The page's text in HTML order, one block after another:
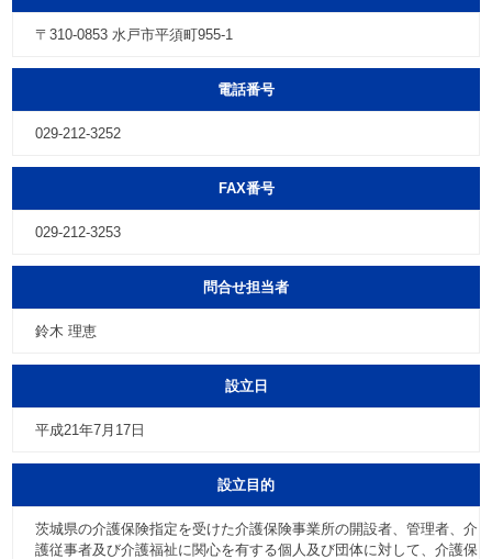
〒310-0853 水戸市平須町955-1
電話番号
029-212-3252
FAX番号
029-212-3253
問合せ担当者
鈴木 理恵
設立日
平成21年7月17日
設立目的
茨城県の介護保険指定を受けた介護保険事業所の開設者、管理者、介
護従事者及び介護福祉に関心を有する個人及び団体に対して、介護保